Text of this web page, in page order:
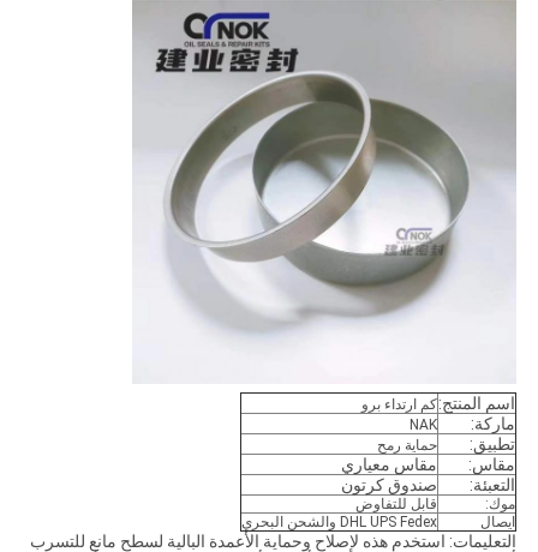
اسم المنتج:كم ارتداء برو
ماركة: NAK
تطبيق: حماية رمح
مقاس:
مقاس معياري
التعبئة:
صندوق كرتون
موك:
قابل للتفاوض
ايصال
DHL UPS Fedex والشحن البحري
التعليمات: استخدم هذه لإصلاح وحماية الأعمدة البالية لسطح مانع للتسرب